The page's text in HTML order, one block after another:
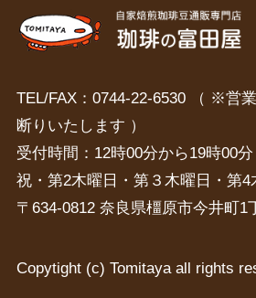
TEL/FAX：0744-22-6530 （ ※営
断りいたします ）
受付時間：12時00分から19時00
祝・第2木曜日・第３木曜日・第4
〒634-0812 奈良県橿原市今井町1
Copytight (c) Tomitaya all rights